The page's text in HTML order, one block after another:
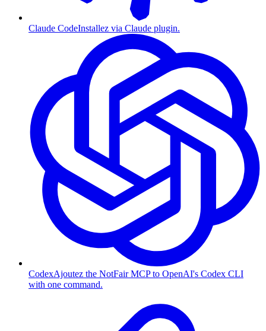
Claude CodeInstallez via Claude plugin.
CodexAjoutez the NotFair MCP to OpenAI's Codex CLI
with one command.